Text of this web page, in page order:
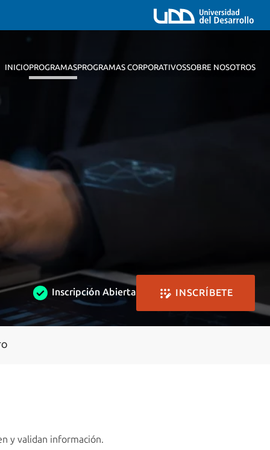
INICIOPROGRAMASPROGRAMAS CORPORATIVOSSOBRE NOSOTROS
Inscripción Abierta INSCRÍBETE
y validan información.